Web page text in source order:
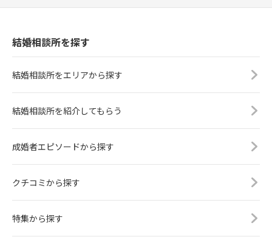
結婚相談所を探す
結婚相談所をエリアから探す
結婚相談所を紹介してもらう
成婚者エピソードから探す
クチコミから探す
特集から探す